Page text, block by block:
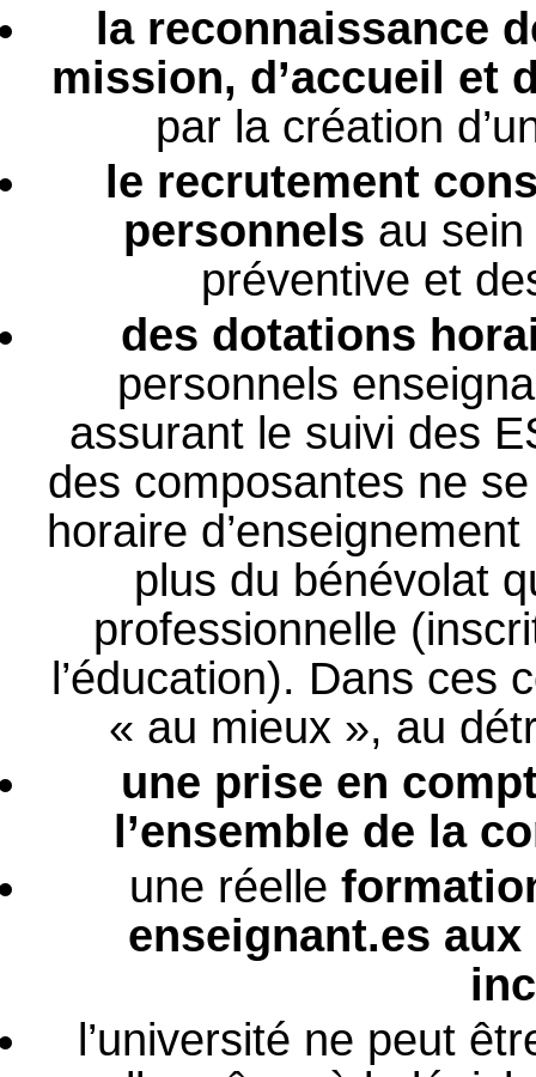
la reconnaissance
mission, d’accueil et
par la création
le recrutement
personnels au
préventive et
des dotations
personnels
assurant le suivi des
des composantes ne
horaire
plus du bénévolat
professionnelle
l’éducation). Dans ces
« au mieux », au
une prise en
l’ensemble de la
une réelle
enseignant.es
l’université ne peut